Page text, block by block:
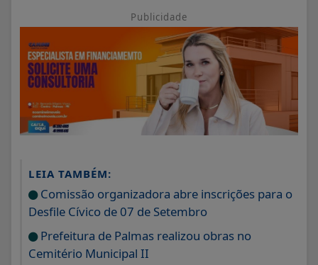
Publicidade
LEIA TAMBÉM:
Comissão organizadora abre inscrições para o
Desfile Cívico de 07 de Setembro
Prefeitura de Palmas realizou obras no
Cemitério Municipal II